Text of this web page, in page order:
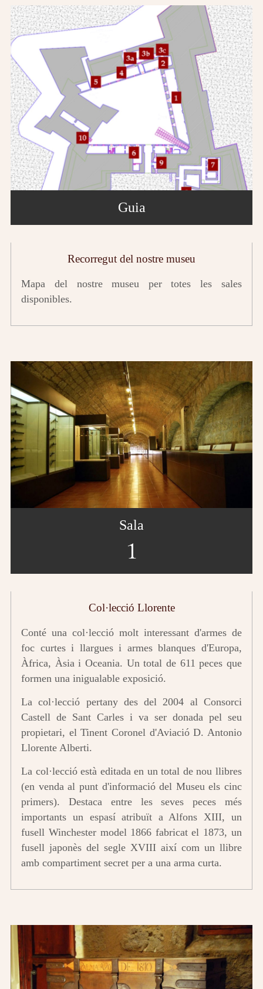
Guia
Recorregut del nostre museu
Mapa del nostre museu per totes les sales
disponibles.
Sala
1
Col·lecció Llorente
Conté una col·lecció molt interessant d'armes de
foc curtes i llargues i armes blanques d'Europa,
Àfrica, Àsia i Oceania. Un total de 611 peces que
formen una inigualable exposició.
La col·lecció pertany des del 2004 al Consorci
Castell de Sant Carles i va ser donada pel seu
propietari, el Tinent Coronel d'Aviació D. Antonio
Llorente Alberti.
La col·lecció està editada en un total de nou llibres
(en venda al punt d'informació del Museu els cinc
primers). Destaca entre les seves peces més
importants un espasí atribuït a Alfons XIII, un
fusell Winchester model 1866 fabricat el 1873, un
fusell japonès del segle XVIII així com un llibre
amb compartiment secret per a una arma curta.